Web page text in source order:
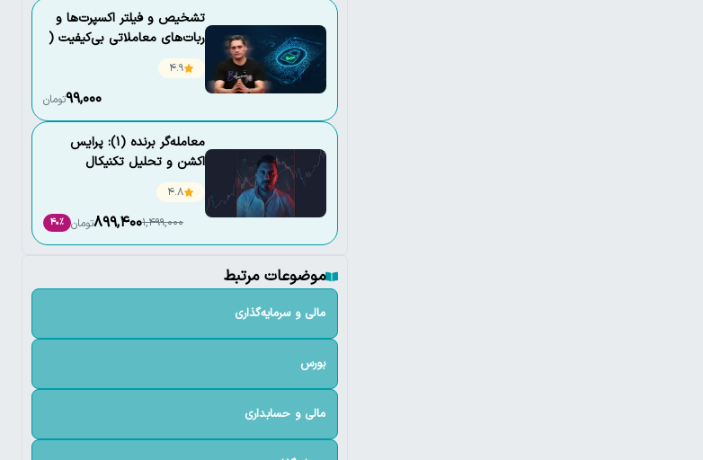
تشخیص و فیلتر اکسپرت‌ها و
ربات‌های معاملاتی بی‌کیفیت (
مصنوعی)
4.9
99,000تومان
معامله‌گر برنده (1): پرایس
اکشن و تحلیل تکنیکال
4.8
1,499,000
899,400تومان 40٪
موضوعات مرتبط
مالی و سرمایه‌گذاری
بورس
مالی و حسابداری